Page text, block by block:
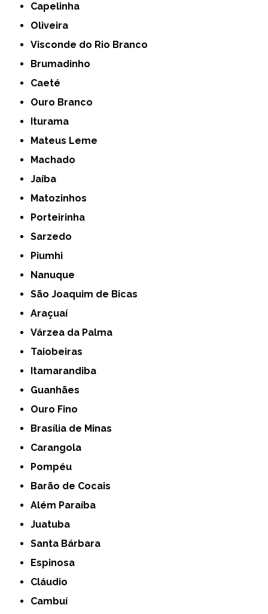
Capelinha
Oliveira
Visconde do Rio Branco
Brumadinho
Caeté
Ouro Branco
Iturama
Mateus Leme
Machado
Jaíba
Matozinhos
Porteirinha
Sarzedo
Piumhi
Nanuque
São Joaquim de Bicas
Araçuaí
Várzea da Palma
Taiobeiras
Itamarandiba
Guanhães
Ouro Fino
Brasília de Minas
Carangola
Pompéu
Barão de Cocais
Além Paraíba
Juatuba
Santa Bárbara
Espinosa
Cláudio
Cambuí